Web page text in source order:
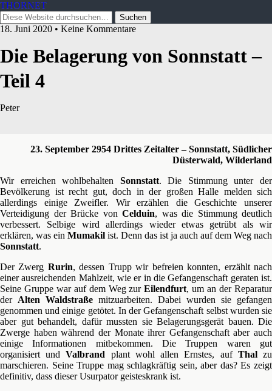
THORNET
18. Juni 2020 • Keine Kommentare
Die Belagerung von Sonnstatt –
Teil 4
Peter
23. September 2954 Drittes Zeitalter – Sonnstatt, Südlicher
Düsterwald, Wilderland
Wir erreichen wohlbehalten Sonnstatt. Die Stimmung unter der
Bevölkerung ist recht gut, doch in der großen Halle melden sich
allerdings einige Zweifler. Wir erzählen die Geschichte unserer
Verteidigung der Brücke von Celduin, was die Stimmung deutlich
verbessert. Selbige wird allerdings wieder etwas getrübt als wir
erklären, was ein Mumakil ist. Denn das ist ja auch auf dem Weg nach
Sonnstatt.
Der Zwerg Rurin, dessen Trupp wir befreien konnten, erzählt nach
einer ausreichenden Mahlzeit, wie er in die Gefangenschaft geraten ist.
Seine Gruppe war auf dem Weg zurEilendfurt, um an der Reparatur
der Alten Waldstraße mitzuarbeiten. Dabei wurden sie gefangen
genommen und einige getötet. In der Gefangenschaft selbst wurden sie
aber gut behandelt, dafür mussten sie Belagerungsgerät bauen. Die
Zwerge haben während der Monate ihrer Gefangenschaft aber auch
einige Informationen mitbekommen. Die Truppen waren gut
organisiert undValbrand plant wohl allen Ernstes, auf Thalzu
marschieren. Seine Truppe mag schlagkräftig sein, aber das? Es zeigt
definitiv, dass dieser Usurpator geisteskrank ist.